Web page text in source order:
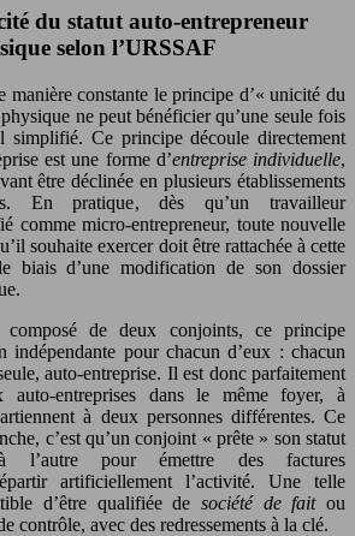
du statut auto-entrepreneur
selon l’URSSAF
manière constante le principe d’« unicité du
ne peut bénéficier qu’une seule fois
simplifié. Ce principe découle directement
est une forme d’entreprise individuelle,
être déclinée en plusieurs établissements
En pratique, dès qu’un travailleur
comme micro-entrepreneur, toute nouvelle
souhaite exercer doit être rattachée à cette
biais d’une modification de son dossier
de deux conjoints, ce principe
indépendante pour chacun d’eux : chacun
auto-entreprise. Il est donc parfaitement
auto-entreprises dans le même foyer, à
à deux personnes différentes. Ce
c’est qu’un conjoint « prête » son statut
à l’autre pour émettre des factures
artificiellement l’activité. Une telle
d’être qualifiée de société de faitou
contrôle, avec des redressements à la clé.